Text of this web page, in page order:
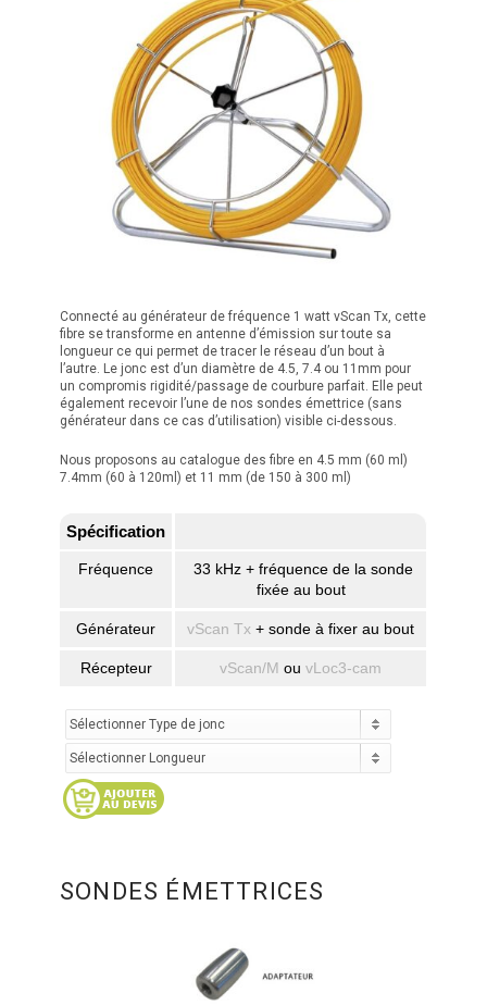
Connecté au générateur de fréquence 1 watt vScan Tx, cette
fibre se transforme en antenne d’émission sur toute sa
longueur ce qui permet de tracer le réseau d’un bout à
l’autre. Le jonc est d’un diamètre de 4.5, 7.4 ou 11mm pour
un compromis rigidité/passage de courbure parfait. Elle peut
également recevoir l’une de nos sondes émettrice (sans
générateur dans ce cas d’utilisation) visible ci-dessous.
Nous proposons au catalogue des fibre en 4.5 mm (60 ml)
7.4mm (60 à 120ml) et 11 mm (de 150 à 300 ml)
Spécification
Fréquence
33 kHz + fréquence de la sonde
fixée au bout
Générateur vScan Tx + sonde à fixer au bout
Récepteur vScan/M ou vLoc3-cam
SONDES ÉMETTRICES